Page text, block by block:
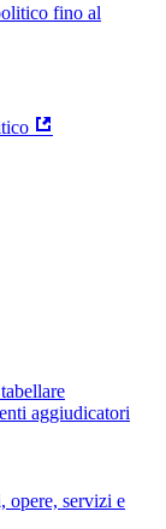
fino al
aggiudicatori
opere, servizi e